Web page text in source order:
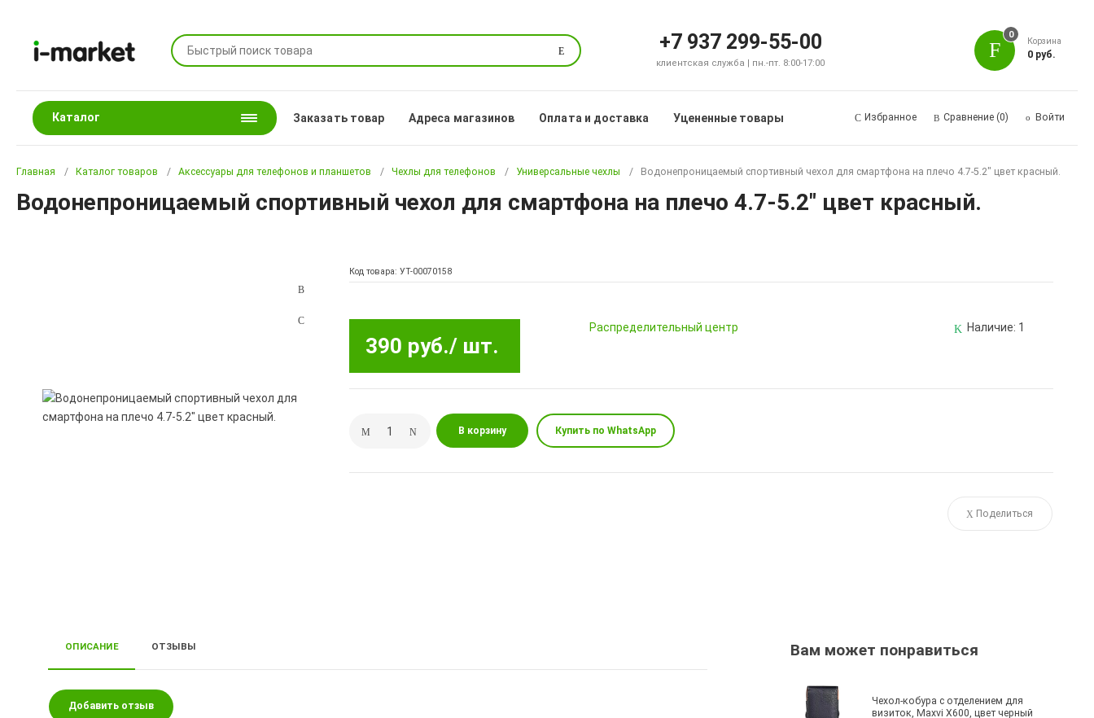
Поиск +7 937 299-55-00
клиентская служба | пн.-пт. 8:00-17:00
0
Корзина
0 руб.
Каталог Заказать товар Адреса магазинов Оплата и доставка Уцененные товары Избранное Сравнение (0) Войти
Главная Каталог товаров Аксессуары для телефонов и планшетов Чехлы для телефонов Универсальные чехлы Водонепроницаемый спортивный чехол для смартфона на плечо 4.7-5.2" цвет красный.
Водонепроницаемый спортивный чехол для смартфона на плечо 4.7-5.2" цвет красный.
Код товара: УТ-00070158
390 руб./ шт.
Pаспределительный центр Наличие: 1
В корзину Купить по WhatsApp
Поделиться
ОПИСАНИЕ ОТЗЫВЫ
Добавить отзыв
Вам может понравиться
Чехол-кобура с отделением для
визиток, Maxvi X600, цвет черный